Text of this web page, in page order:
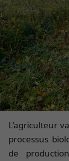
L’agriculteur
processus
de